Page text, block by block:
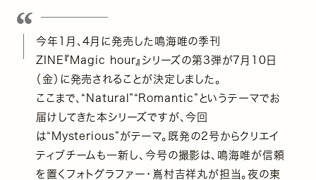
今年1月、4月に発売した鳴海唯の季刊
ZINE『Magic hour』シリーズの第3弾が7月10日
（金）に発売されることが決定しました。
ここまで、“Natural”“Romantic”というテーマでお
届けしてきた本シリーズですが、今回
は“Mysterious”がテーマ。既発の2号からクリエイ
ティブチームも一新し、今号の撮影は、鳴海唯が信頼
を置くフォトグラファー・嶌村吉祥丸が担当。夜の東